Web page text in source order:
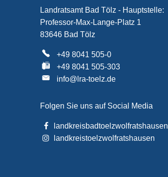
Landratsamt Bad Tölz - Hauptstelle:
Professor-Max-Lange-Platz 1
83646 Bad Tölz
+49 8041 505-0
+49 8041 505-303
info@lra-toelz.de
Folgen Sie uns auf Social Media
landkreisbadtoelzwolfratshausen
landkreistoelzwolfratshausen